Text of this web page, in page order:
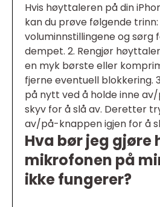
Hvis høyttaleren på din
kan du prøve følgende trinn:
voluminnstillingene og sørg
dempet. 2. Rengjør
en myk børste eller
fjerne eventuell blokkering.
på nytt ved å holde inne
skyv for å slå av. Deretter
av/på-knappen igjen for å
Hva bør jeg gjøre
mikrofonen på
ikke fungerer?